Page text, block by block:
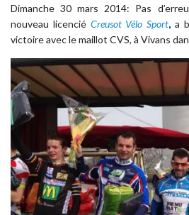
Dimanche 30 mars 2014: Pas
nouveau licencié Creusot Vélo Sport, a
victoire avec le maillot CVS, à Vivans